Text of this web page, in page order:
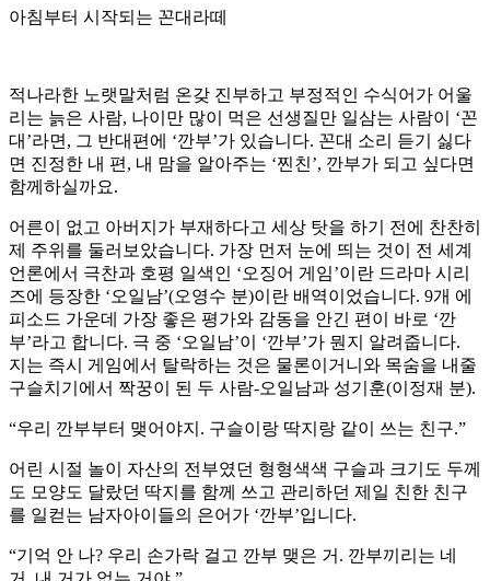
아침부터 시작되는 꼰대라떼
적나라한 노랫말처럼 온갖 진부하고 부정적인 수식어가 어울
리는 늙은 사람, 나이만 많이 먹은 선생질만 일삼는 사람이 ‘꼰
대’라면, 그 반대편에 ‘깐부’가 있습니다. 꼰대 소리 듣기 싫다
면 진정한 내 편, 내 맘을 알아주는 ‘찐친’, 깐부가 되고 싶다면
함께하실까요.
어른이 없고 아버지가 부재하다고 세상 탓을 하기 전에 찬찬히
제 주위를 둘러보았습니다. 가장 먼저 눈에 띄는 것이 전 세계
언론에서 극찬과 호평 일색인 ‘오징어 게임’이란 드라마 시리
즈에 등장한 ‘오일남’(오영수 분)이란 배역이었습니다. 9개 에
피소드 가운데 가장 좋은 평가와 감동을 안긴 편이 바로 ‘깐
부’라고 합니다. 극 중 ‘오일남’이 ‘깐부’가 뭔지 알려줍니다.
지는 즉시 게임에서 탈락하는 것은 물론이거니와 목숨을 내줄
구슬치기에서 짝꿍이 된 두 사람-오일남과 성기훈(이정재 분).
“우리 깐부부터 맺어야지. 구슬이랑 딱지랑 같이 쓰는 친구.”
어린 시절 놀이 자산의 전부였던 형형색색 구슬과 크기도 두께
도 모양도 달랐던 딱지를 함께 쓰고 관리하던 제일 친한 친구
를 일컫는 남자아이들의 은어가 ‘깐부’입니다.
“기억 안 나? 우리 손가락 걸고 깐부 맺은 거. 깐부끼리는 네